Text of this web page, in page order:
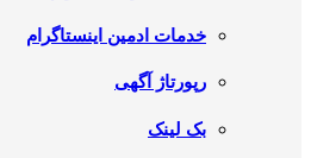
خدمات ادمین اینستاگرام
رپورتاژ آگهی
بک لینک